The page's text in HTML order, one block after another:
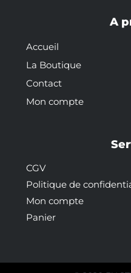
A
Accueil
La Boutique
Contact
Mon compte
CGV
Politique de
Mon compte
Panier